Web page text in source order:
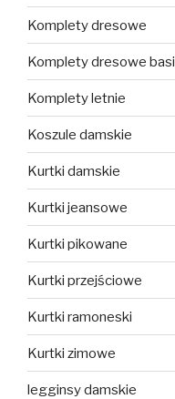
Komplety dresowe
Komplety dresowe
Komplety letnie
Koszule damskie
Kurtki damskie
Kurtki jeansowe
Kurtki pikowane
Kurtki przejściowe
Kurtki ramoneski
Kurtki zimowe
legginsy damskie